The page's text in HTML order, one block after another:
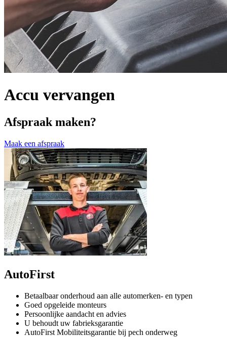
Accu vervangen
Afspraak maken?
Maak een afspraak
AutoFirst
Betaalbaar onderhoud aan alle automerken- en typen
Goed opgeleide monteurs
Persoonlijke aandacht en advies
U behoudt uw fabrieksgarantie
AutoFirst Mobiliteitsgarantie bij pech onderweg